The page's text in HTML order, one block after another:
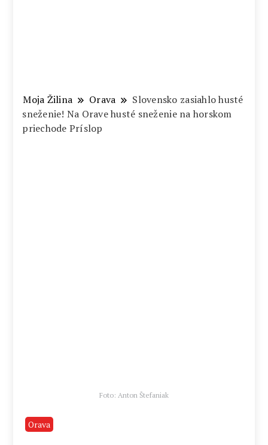
Moja Žilina Orava
Slovensko zasiahlo husté
sneženie! Na Orave husté sneženie na horskom
priechode Príslop
Foto: Anton Štefaniak
Orava